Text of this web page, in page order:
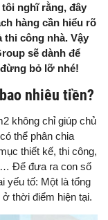
nghĩ rằng, đây
hàng cần hiểu rõ
công nhà. Vậy
sẽ dành để
bỏ lỡ nhé!
nhiêu tiền?
không chỉ giúp chủ
thể phân chia
thiết kế, thi công,
Để đưa ra con số
yếu tố: Một là tổng
ở thời điểm hiện tại.